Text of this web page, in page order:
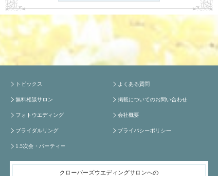
トピックス
無料相談サロン
フォトウエディング
ブライダルリング
1.5次会・パーティー
よくある質問
掲載についてのお問い合わせ
会社概要
プライバシーポリシー
クローバーズウエディングサロンへの